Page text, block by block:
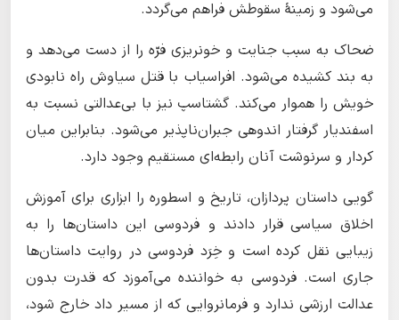
می‌شود و زمینهٔ سقوطش فراهم می‌گردد.
ضحاک به سبب جنایت و خونریزی فرّه را از دست می‌دهد و
به بند کشیده می‌شود. افراسیاب با قتل سیاوش راه نابودی
خویش را هموار می‌کند. گشتاسپ نیز با بی‌عدالتی نسبت به
اسفندیار گرفتار اندوهی جبران‌ناپذیر می‌شود. بنابراین میان
کردار و سرنوشت آنان رابطه‌ای مستقیم وجود دارد.
گویی داستان پردازان، تاریخ و اسطوره را ابزاری برای آموزش
اخلاق سیاسی قرار دادند و فردوسی این داستان‌ها را به
زیبایی نقل کرده است و خِرَد فردوسی در روایت داستان‌ها
جاری است. فردوسی به خواننده می‌آموزد که قدرت بدون
عدالت ارزشی ندارد و فرمانروایی که از مسیر داد خارج شود،